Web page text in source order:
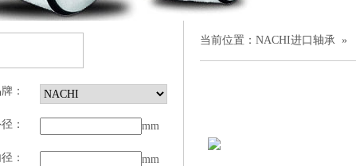
：
： mm
： mm
当前位置： NACHI进口轴承 »